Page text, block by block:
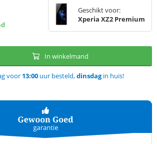
Geschikt voor:
Xperia XZ2 Premium
In winkelmand
voor 13:00 uur besteld,dinsdagin huis!